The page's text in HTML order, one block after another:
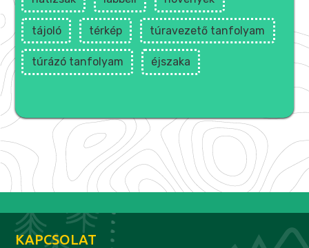
tájoló térkép túravezető tanfolyam
túrázó tanfolyam éjszaka
KAPCSOLAT